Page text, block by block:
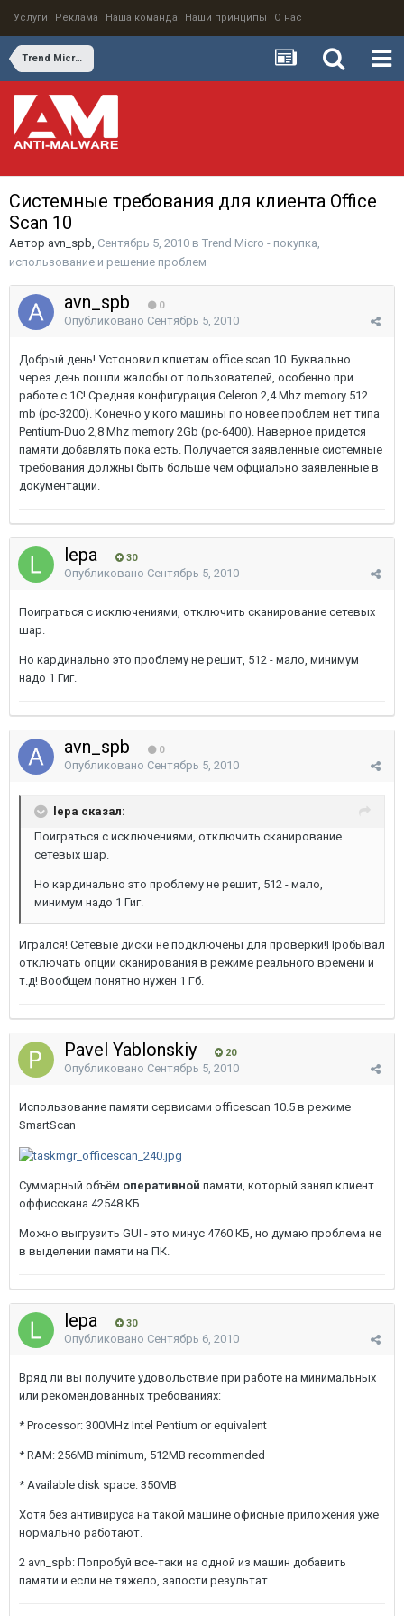
Услуги Реклама Наша команда Наши принципы О нас
Trend Micro - покупка, использование и решение проблем
Системные требования для клиента Office
Scan 10
Автор avn_spb, Сентябрь 5, 2010 в Trend Micro - покупка,
использование и решение проблем
avn_spb 0
Опубликовано Сентябрь 5, 2010
Добрый день! Устоновил клиетам office scan 10. Буквально
через день пошли жалобы от пользователей, особенно при
работе с 1С! Средняя конфигурация Celeron 2,4 Mhz memory 512
mb (pc-3200). Конечно у кого машины по новее проблем нет типа
Pentium-Duo 2,8 Mhz memory 2Gb (pc-6400). Наверное придется
памяти добавлять пока есть. Получается заявленные системные
требования должны быть больше чем офциально заявленные в
документации.
lepa 30
Опубликовано Сентябрь 5, 2010
Поиграться с исключениями, отключить сканирование сетевых
шар.
Но кардинально это проблему не решит, 512 - мало, минимум
надо 1 Гиг.
avn_spb 0
Опубликовано Сентябрь 5, 2010
lepa сказал:
Поиграться с исключениями, отключить сканирование
сетевых шар.
Но кардинально это проблему не решит, 512 - мало,
минимум надо 1 Гиг.
Игрался! Сетевые диски не подключены для проверки!Пробывал
отключать опции сканирования в режиме реального времени и
т.д! Вообщем понятно нужен 1 Гб.
Pavel Yablonskiy 20
Опубликовано Сентябрь 5, 2010
Использование памяти сервисами officescan 10.5 в режиме
SmartScan
Суммарный объём оперативной памяти, который занял клиент
оффисскана 42548 КБ
Можно выгрузить GUI - это минус 4760 КБ, но думаю проблема не
в выделении памяти на ПК.
lepa 30
Опубликовано Сентябрь 6, 2010
Вряд ли вы получите удовольствие при работе на минимальных
или рекомендованных требованиях:
* Processor: 300MHz Intel Pentium or equivalent
* RAM: 256MB minimum, 512MB recommended
* Available disk space: 350MB
Хотя без антивируса на такой машине офисные приложения уже
нормально работают.
2 avn_spb: Попробуй все-таки на одной из машин добавить
памяти и если не тяжело, запости результат.